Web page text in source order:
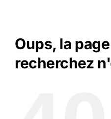
Oups, la
recherchez